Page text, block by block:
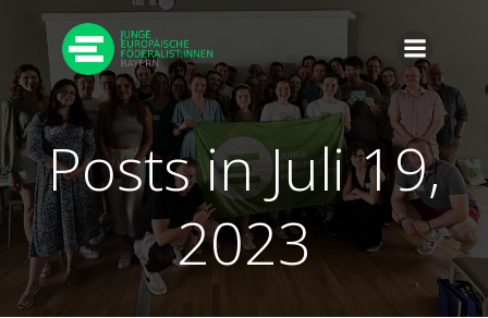
Zum
springen
Posts in Juli 19,
2023